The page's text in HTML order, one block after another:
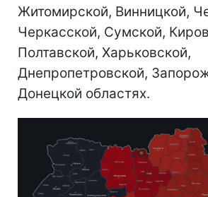
Житомирской, Винницкой,
Черкасской, Сумской,
Полтавской, Харьковской,
Днепропетровской,
Донецкой областях.